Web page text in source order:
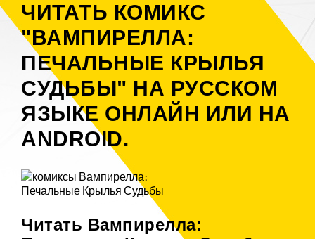
ЧИТАТЬ КОМИКС
"ВАМПИРЕЛЛА:
ПЕЧАЛЬНЫЕ КРЫЛЬЯ
СУДЬБЫ" НА РУССКОМ
ЯЗЫКЕ ОНЛАЙН ИЛИ НА
ANDROID.
Читать Вампирелла: